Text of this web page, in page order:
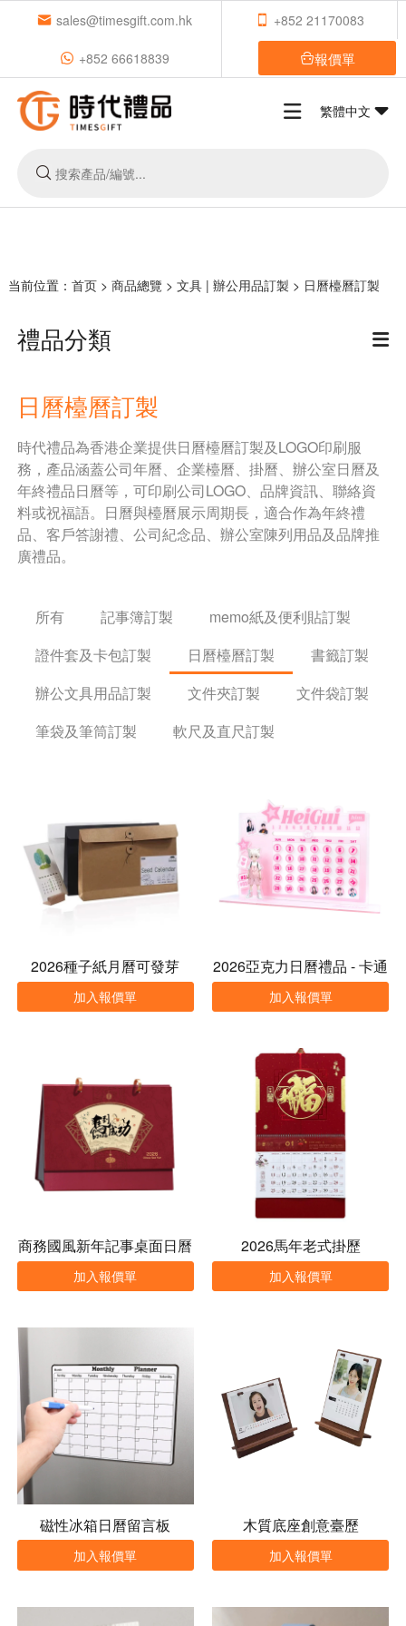
sales@timesgift.com.hk +852 21170083
+852 66618839 報價單
繁體中文
当前位置： 首页> 商品總覽 > 文具 | 辦公用品訂製 > 日曆檯曆訂製
禮品分類
日曆檯曆訂製
時代禮品為香港企業提供日曆檯曆訂製及LOGO印刷服
務，產品涵蓋公司年曆、企業檯曆、掛曆、辦公室日曆及
年終禮品日曆等，可印刷公司LOGO、品牌資訊、聯絡資
料或祝福語。日曆與檯曆展示周期長，適合作為年終禮
品、客戶答謝禮、公司紀念品、辦公室陳列用品及品牌推
廣禮品。
所有 記事簿訂製
memo紙及便利貼訂製
證件套及卡包訂製
日曆檯曆訂製
書籤訂製
辦公文具用品訂製
文件夾訂製
文件袋訂製
筆袋及筆筒訂製
軟尺及直尺訂製
2026種子紙月曆可發芽
加入報價單
2026亞克力日曆禮品 - 卡通
logo滑動台歷擺件
加入報價單
商務國風新年記事桌面日曆
加入報價單
2026馬年老式掛歷
加入報價單
磁性冰箱日曆留言板
加入報價單
木質底座創意臺歷
加入報價單